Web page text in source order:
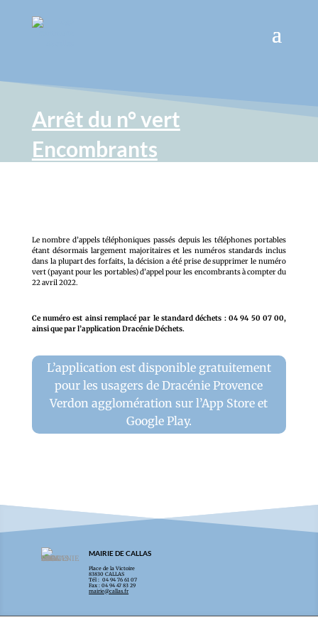
Arrêt du n° vert
Encombrants
Le nombre d’appels téléphoniques passés depuis les téléphones portables
étant désormais largement majoritaires et les numéros standards inclus
dans la plupart des forfaits, la décision a été prise de supprimer le numéro
vert (payant pour les portables) d’appel pour les encombrants à compter du
22 avril 2022.
Ce numéro est ainsi remplacé par le standard déchets : 04 94 50 07 00,
ainsi que par l’application Dracénie Déchets.
L’application est disponible gratuitement
pour les usagers de Dracénie Provence
Verdon agglomération sur l’App Store et
Google Play.
MAIRIE DE CALLAS
Place de la Victoire
83830 CALLAS
Tél : 04 94 76 61 07
Fax : 04 94 47 83 29
mairie@callas.fr